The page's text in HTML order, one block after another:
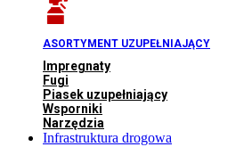
ASORTYMENT UZUPEŁNIAJĄCY
Impregnaty
Fugi
Piasek uzupełniający
Wsporniki
Narzędzia
Infrastruktura drogowa